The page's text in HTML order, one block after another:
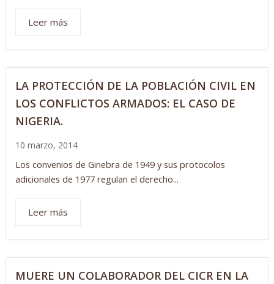
Leer más
LA PROTECCIÓN DE LA POBLACIÓN CIVIL EN
LOS CONFLICTOS ARMADOS: EL CASO DE
NIGERIA.
10 marzo, 2014
Los convenios de Ginebra de 1949 y sus protocolos
adicionales de 1977 regulan el derecho...
Leer más
MUERE UN COLABORADOR DEL CICR EN LA